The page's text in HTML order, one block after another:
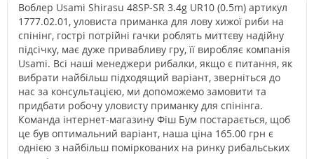
Воблер Usami Shirasu 48SP-SR 3.4g UR10 (0.5m) артикул
1777.02.01, уловиста приманка для лову хижої риби на
спінінг, гострі потрійні гачки роблять миттєву надійну
підсічку, має дуже привабливу гру, її виробляє компанія
Usami. Всі наші менеджери рибалки, якщо є питання, як
вибрати найбільш підходящий варіант, зверніться до
нас за консультацією, ми допоможемо замовити та
придбати робочу уловисту приманку для спінінга.
Команда інтернет-магазину Фіш Бум постарається, щоб
це був оптимальний варіант, наша ціна 165.00 грн є
однією з найбільш поміркованих на ринку рибальських